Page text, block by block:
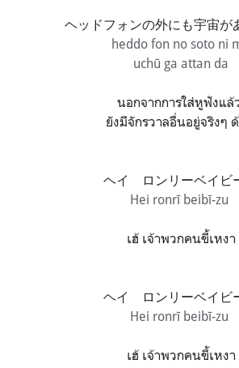
ヘッドフォンの外にも宇宙が
heddo fon no soto ni
uchū ga attan da
นอกจากการใส่หูฟังแล้
ยังมีจักรวาลอื่นอยู่จริงๆ
ヘイ ロンリーベイビ
Hei ronrī beibī-zu
เฮ้ เจ้าพวกคนขี้เหงา
ヘイ ロンリーベイビ
Hei ronrī beibī-zu
เฮ้ เจ้าพวกคนขี้เหงา